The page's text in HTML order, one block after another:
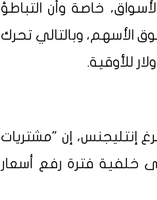
خاصة وأن التباطؤ
الأسهم، وبالتالي تحرك
إنتليجنس، إن "مشتريات
خلفية فترة رفع أسعار